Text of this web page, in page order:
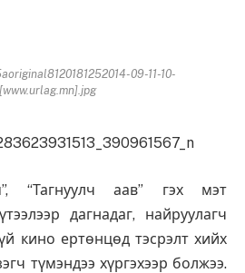
09-11-10-
“Тагнуулч аав” гэх мэт
дагнадаг, найруулагч
кино ертөнцөд тэсрэлт хийх
түмэндээ хүргэхээр болжээ.